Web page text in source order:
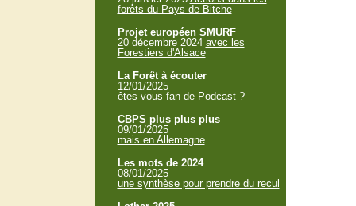
forêts du Pays de Bitche
Projet européen SMURF
20 décembre 2024 avec les
Forestiers d'Alsace
La Forêt à écouter
12/01/2025
êtes vous fan de Podcast ?
CBPS plus plus plus
09/01/2025
mais en Allemagne
Les mots de 2024
08/01/2025
une synthèse pour prendre du recul